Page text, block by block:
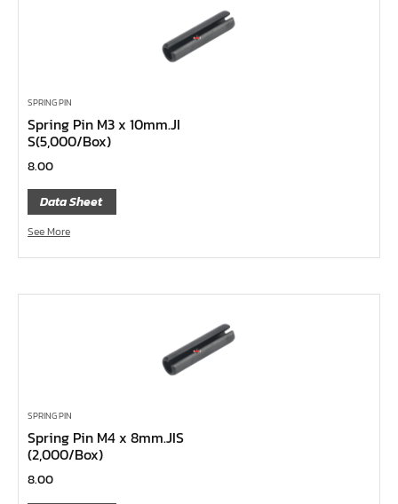
ด้ามฟรี
บ๊อกซ์เดือยโผล่
ประแจตะขอ
ประแจ L หกเหลี่ยม,ท๊อกซ์,หัวบ๊อกซ์
เหล็กส่ง, เหล็กสกัด, เหล็กตอก
ค้อน
คีม
กล่องเครื่องมือ
ประแจ-แหวน-ปากตาย
ไขควง
SPRING PIN
Spring Pin M3 x 10mm.JI
S(5,000/Box)
8.00
Data Sheet
See More
SPRING PIN
Spring Pin M4 x 8mm.JIS
(2,000/Box)
8.00